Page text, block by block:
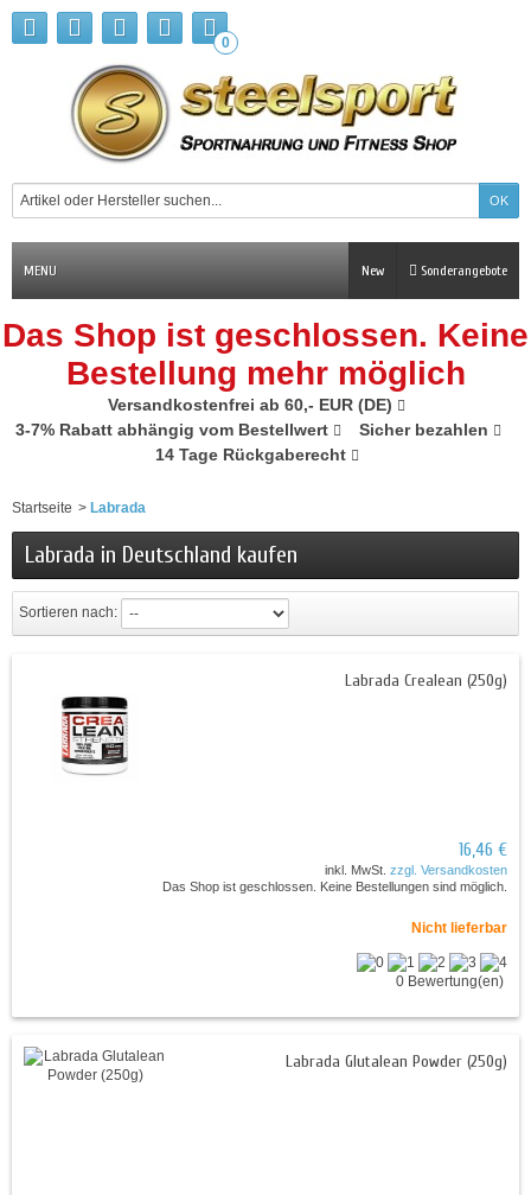
0
MENU Sonderangebote
New
Das Shop ist geschlossen. Keine
Bestellung mehr möglich
Versandkostenfrei ab 60,- EUR (DE)
3-7% Rabatt abhängig vom Bestellwert
Sicher bezahlen
14 Tage Rückgaberecht
Startseite > Labrada
Labrada in Deutschland kaufen
Sortieren nach:
Labrada Crealean (250g)
16,46 €
inkl. MwSt. zzgl. Versandkosten
Das Shop ist geschlossen. Keine Bestellungen sind möglich.
Nicht lieferbar
0 Bewertung(en)
Labrada Glutalean Powder (250g)